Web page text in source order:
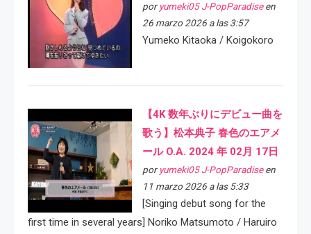
por yumeki05 J-PopParadiseen
26 marzo 2026 a las 3:57
Yumeko Kitaoka / Koigokoro
【4K 数年ぶりにデビュー曲を
歌う】松本典子 春色のエアメ
ール O.A. 2024 年 02月 17日
por yumeki05 J-PopParadiseen
11 marzo 2026 a las 5:33
[Singing debut song for the
first time in several years] Noriko Matsumoto / Haruiro